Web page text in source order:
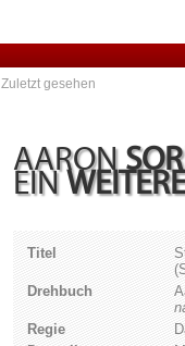
Zuletzt gesehen
AARON
EIN
Titel
Drehbuch
Regie